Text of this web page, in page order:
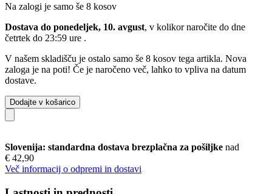
Na zalogi je samo še 8 kosov
Dostava do ponedeljek, 10. avgust, v kolikor naročite do dne
četrtek do 23:59 ure .
V našem skladišču je ostalo samo še 8 kosov tega artikla. Nova
zaloga je na poti! Če je naročeno več, lahko to vpliva na datum
dostave.
Dodajte v košarico
Slovenija: standardna dostava brezplačna za pošiljke nad
€ 42,90
Več informacij o odpremi in dostavi